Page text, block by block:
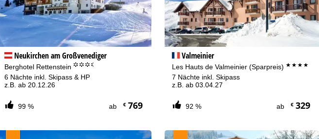
Neukirchen am Großvenediger
Berghotel Rettenstein°°°.
6 Nächte inkl. Skipass & HP
z.B. ab 20.12.26
99 % ab €769
Valmeinier
Les Hauts de Valmeinier (Sparpreis)****
7 Nächte inkl. Skipass
z.B. ab 03.04.27
92 % ab €329